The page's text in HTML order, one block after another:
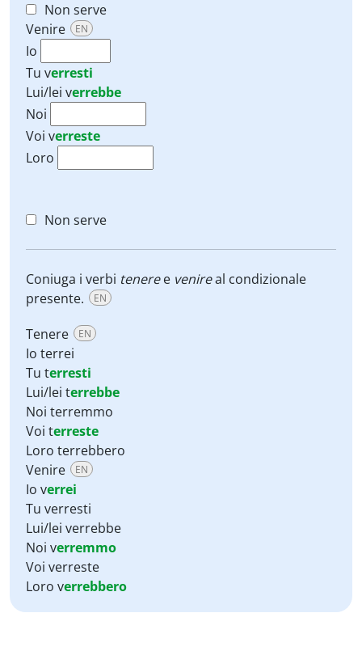
Non serve
Venire
EN
Io
Tu verresti
Lui/lei verrebbe
Noi
Voi verreste
Loro
Non serve
Coniuga i verbi teneree venireal condizionale
presente.
EN
Tenere EN
Io terrei
Tu terresti
Lui/lei terrebbe
Noi terremmo
Voi terreste
Loro terrebbero
Venire
EN
Io verrei
Tu verresti
Lui/lei verrebbe
Noi verremmo
Voi verreste
Loro verrebbero